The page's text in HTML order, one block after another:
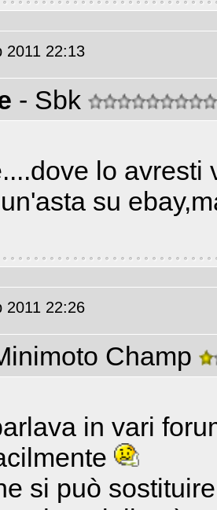
2011 22:13
- Sbk
lo avresti
su
2011 22:26
Champ
in vari
si può